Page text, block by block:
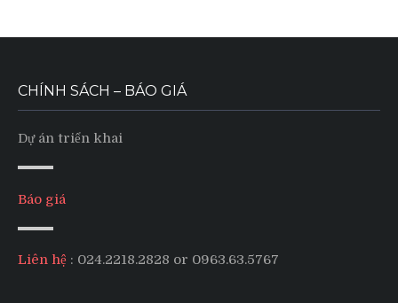
CHÍNH SÁCH – BÁO GIÁ
Dự án triển khai
Báo giá
Liên hệ : 024.2218.2828 or 0963.63.5767